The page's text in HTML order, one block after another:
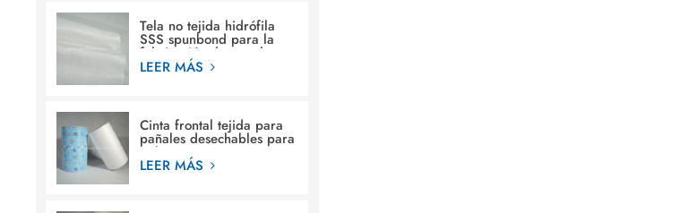
Tela no tejida hidrófila
SSS spunbond para la
fabricación de pañales
para bebés
LEER MÁS
Cinta frontal tejida para
pañales desechables para
bebés.
LEER MÁS